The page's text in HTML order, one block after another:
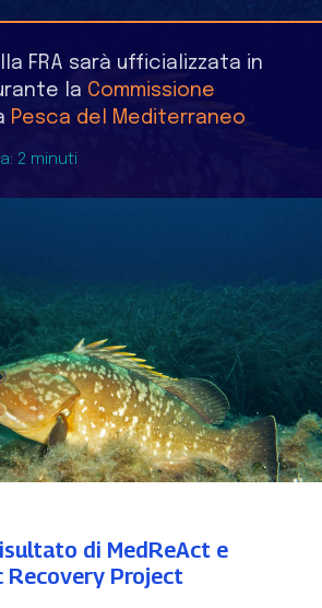
FRA sarà ufficializzata in
la Commissione
Pesca del Mediterraneo
2 minuti
di MedReAct e
Project